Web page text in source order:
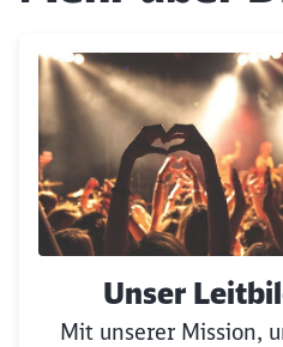
Unser
Mit unserer Mission,